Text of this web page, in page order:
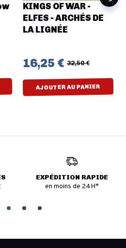
KINGS OF WAR -
ELFES - ARCHÉS DE
LA LIGNÉE
16,25 € 32,50 €
AJOUTER AU PANIER
EXPÉDITION RAPIDE
en moins de 24H*